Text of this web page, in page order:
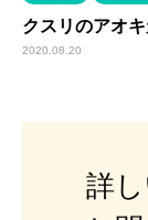
クスリのアオ
2020.08.20
詳